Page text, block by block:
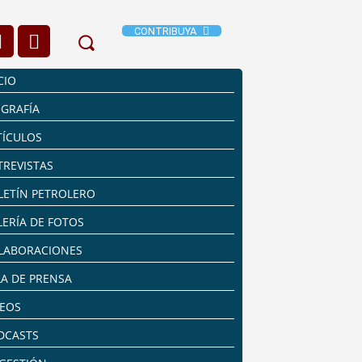
CONTRIBUYA
PETROLERO
DE FOTOS
DE PRENSA